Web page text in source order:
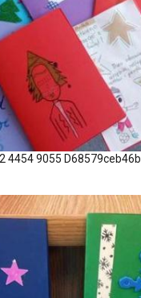
4454 9055 D68579ceb46b